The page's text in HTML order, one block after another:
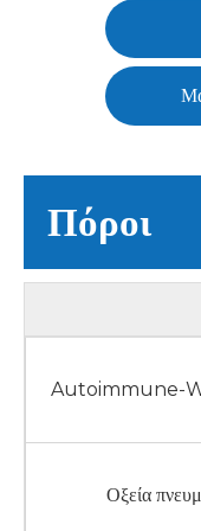
Πόροι
Autoimmune-
Οξεία